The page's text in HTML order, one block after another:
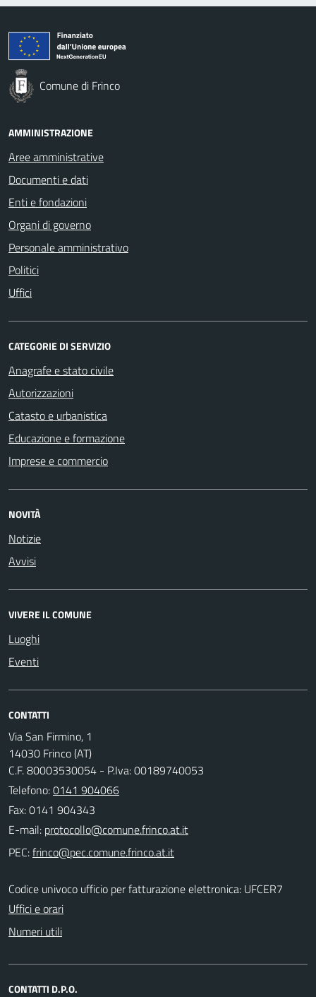
Comune di Frinco
AMMINISTRAZIONE
Aree amministrative
Documenti e dati
Enti e fondazioni
Organi di governo
Personale amministrativo
Politici
Uffici
CATEGORIE DI SERVIZIO
Anagrafe e stato civile
Autorizzazioni
Catasto e urbanistica
Educazione e formazione
Imprese e commercio
NOVITÀ
Notizie
Avvisi
VIVERE IL COMUNE
Luoghi
Eventi
CONTATTI
Via San Firmino, 1
14030 Frinco (AT)
C.F. 80003530054 - P.Iva: 00189740053
Telefono:0141 904066
Fax: 0141 904343
E-mail:
PEC:
Codice univoco ufficio per fatturazione elettronica: UFCER7
Uffici e orari
Numeri utili
CONTATTI D.P.O.